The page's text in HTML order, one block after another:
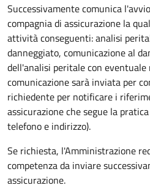
Successivamente comunica
compagnia di assicurazione la
attività conseguenti: analisi
danneggiato, comunicazione al
dell'analisi peritale con
comunicazione sarà inviata per
richiedente per notificare i
assicurazione che segue la
telefono e indirizzo).
Se richiesta, l'Amministrazione
competenza da inviare
assicurazione.